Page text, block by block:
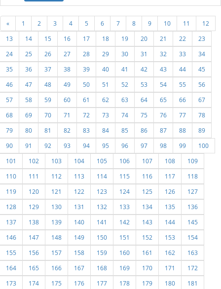
« 1 2 3 4 5 6 7 8 9 10 11
12
13
14 15 16 17 18 19 20 21 22
23
24
25 26 27 28 29 30 31 32 33
34
35
36 37 38 39 40 41 42 43 44
45
46
47 48 49 50 51 52 53 54 55
56
57
58 59 60 61 62 63 64 65 66
67
68
69 70 71 72 73 74 75 76 77
78
79
80 81 82 83 84 85 86 87 88
89
90
91 92 93 94 95 96 97 98 99
100
101
102 103 104 105 106 107 108
109
110
111 112 113 114 115 116 117
118
119
120 121 122 123 124 125 126
127
128
129 130 131 132 133 134 135
136
137
138 139 140 141 142 143 144
145
146
147 148 149 150 151 152 153
154
155
156 157 158 159 160 161 162
163
164
165 166 167 168 169 170 171
172
173
174 175 176 177 178 179 180
181